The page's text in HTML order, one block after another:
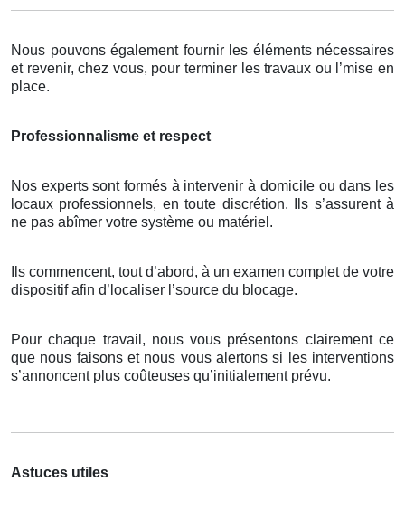
Nous pouvons également fournir les éléments nécessaires
et revenir, chez vous, pour terminer les travaux ou l’mise en
place.
Professionnalisme et respect
Nos experts sont formés à intervenir à domicile ou dans les
locaux professionnels, en toute discrétion. Ils s’assurent à
ne pas abîmer votre système ou matériel.
Ils commencent, tout d’abord, à un examen complet de votre
dispositif afin d’localiser l’source du blocage.
Pour chaque travail, nous vous présentons clairement ce
que nous faisons et nous vous alertons si les interventions
s’annoncent plus coûteuses qu’initialement prévu.
Astuces utiles